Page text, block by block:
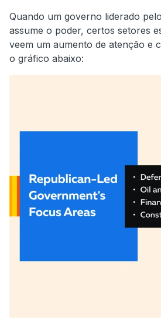
Quando um governo liderado
assume o poder, certos setores
veem um aumento de atenção e
o gráfico abaixo: